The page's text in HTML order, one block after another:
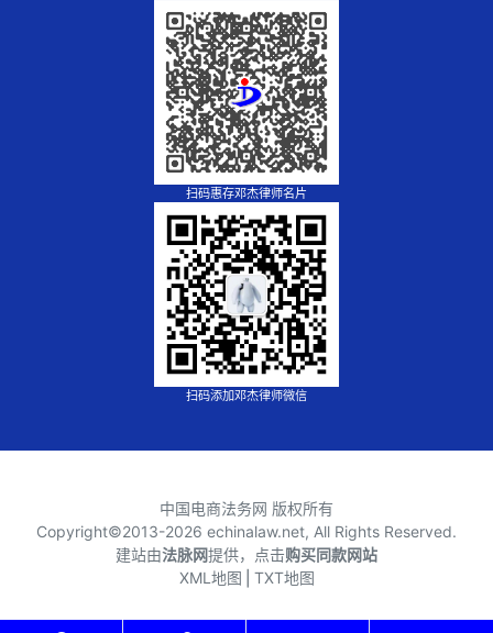
扫码惠存邓杰律师名片
扫码添加邓杰律师微信
中国电商法务网 版权所有
Copyright©2013-2026 echinalaw.net, All Rights Reserved.
建站由法脉网提供，点击购买同款网站
XML地图 TXT地图